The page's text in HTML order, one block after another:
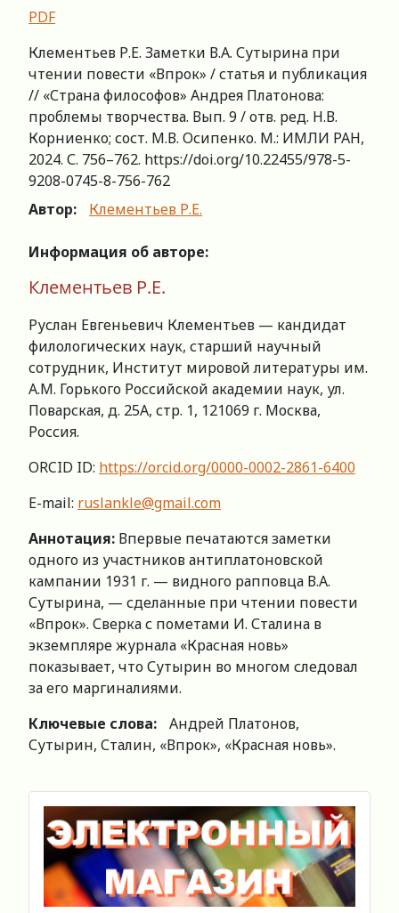
PDF
Клементьев Р.Е. Заметки В.А. Сутырина при
чтении повести «Впрок» / статья и публикация
// «Страна философов» Андрея Платонова:
проблемы творчества. Вып. 9 / отв. ред. Н.В.
Корниенко; сост. М.В. Осипенко. М.: ИМЛИ РАН,
2024. С. 756–762. https://doi.org/10.22455/978-5-
9208-0745-8-756-762
Автор:
Клементьев Р.Е.
Информация об авторе:
Клементьев Р.Е.
Руслан Евгеньевич Клементьев — кандидат
филологических наук, старший научный
сотрудник, Институт мировой литературы им.
А.М. Горького Российской академии наук, ул.
Поварская, д. 25А, стр. 1, 121069 г. Москва,
Россия.
ORCID ID: https://orcid.org/0000-0002-2861-6400
E-mail: ruslankle@gmail.com
Аннотация: Впервые печатаются заметки
одного из участников антиплатоновской
кампании 1931 г. — видного рапповца В.А.
Сутырина, — сделанные при чтении повести
«Впрок». Сверка с пометами И. Сталина в
экземпляре журнала «Красная новь»
показывает, что Сутырин во многом следовал
за его маргиналиями.
Ключевые слова:
Андрей Платонов,
Сутырин, Сталин, «Впрок», «Красная новь».